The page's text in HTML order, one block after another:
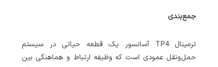
جمع‌بندی
ترمینال TP4 آسانسور یک قطعه حیاتی در سیستم
حمل‌ونقل عمودی است که وظیفه ارتباط و هماهنگی بین